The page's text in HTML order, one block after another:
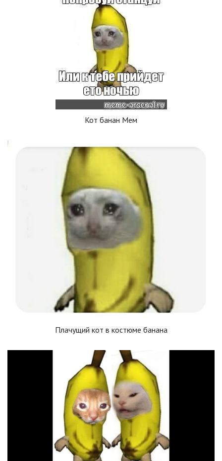
Кот банан Мем
Плачущий кот в костюме банана